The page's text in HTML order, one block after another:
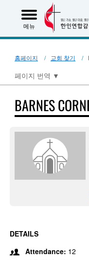
메뉴
홈페이지 교회 찾기
페이지 번역 ▼
BARNES
DETAILS
Attendance: 12